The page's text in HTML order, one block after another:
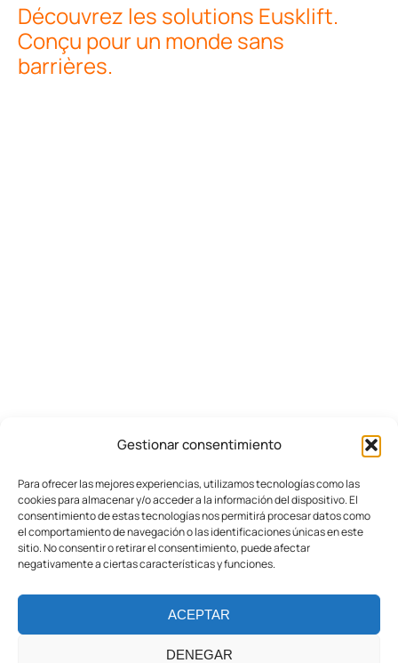
Gestionar consentimiento
Para ofrecer las mejores experiencias, utilizamos tecnologías como las
cookies para almacenar y/o acceder a la información del dispositivo. El
consentimiento de estas tecnologías nos permitirá procesar datos como
el comportamiento de navegación o las identificaciones únicas en este
sitio. No consentir o retirar el consentimiento, puede afectar
negativamente a ciertas características y funciones.
ACEPTAR
DENEGAR
Découvrez les solutions Eusklift.
Conçu pour un monde sans
barrières.